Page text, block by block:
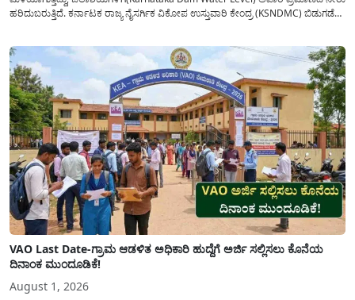
ಹರಿದುಬರುತ್ತಿದೆ. ಕರ್ನಾಟಕ ರಾಜ್ಯ ನೈಸರ್ಗಿಕ ವಿಕೋಪ ಉಸ್ತುವಾರಿ ಕೇಂದ್ರ (KSNDMC) ಬಿಡುಗಡೆ
VAO Last Date-ಗ್ರಾಮ ಆಡಳಿತ ಅಧಿಕಾರಿ ಹುದ್ದೆಗೆ ಅರ್ಜಿ ಸಲ್ಲಿಸಲು ಕೊನೆಯ
ದಿನಾಂಕ ಮುಂದೂಡಿಕೆ!
August 1, 2026